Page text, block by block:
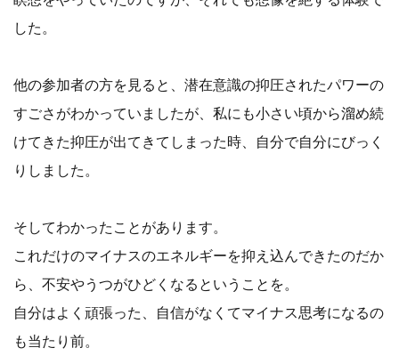
した。
他の参加者の方を見ると、潜在意識の抑圧されたパワーの
すごさがわかっていましたが、私にも小さい頃から溜め続
けてきた抑圧が出てきてしまった時、自分で自分にびっく
りしました。
そしてわかったことがあります。
これだけのマイナスのエネルギーを抑え込んできたのだか
ら、不安やうつがひどくなるということを。
自分はよく頑張った、自信がなくてマイナス思考になるの
も当たり前。